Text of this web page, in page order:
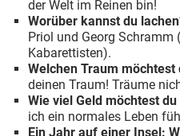
der Welt im Reinen bin!
Worüber kannst du
Priol und Georg Schramm
Kabarettisten).
Welchen Traum
deinen Traum! Träume
Wie viel Geld möchtest
ich ein normales Leben
Ein Jahr auf einer Insel: